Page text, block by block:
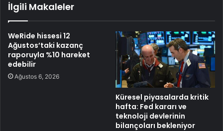
İlgili Makaleler
WeRide hissesi 12
Ağustos’taki kazanç
raporuyla %10 hareket
edebilir
Ağustos 6, 2026
Küresel piyasalarda kritik
hafta: Fed kararı ve
teknoloji devlerinin
bilançoları bekleniyor